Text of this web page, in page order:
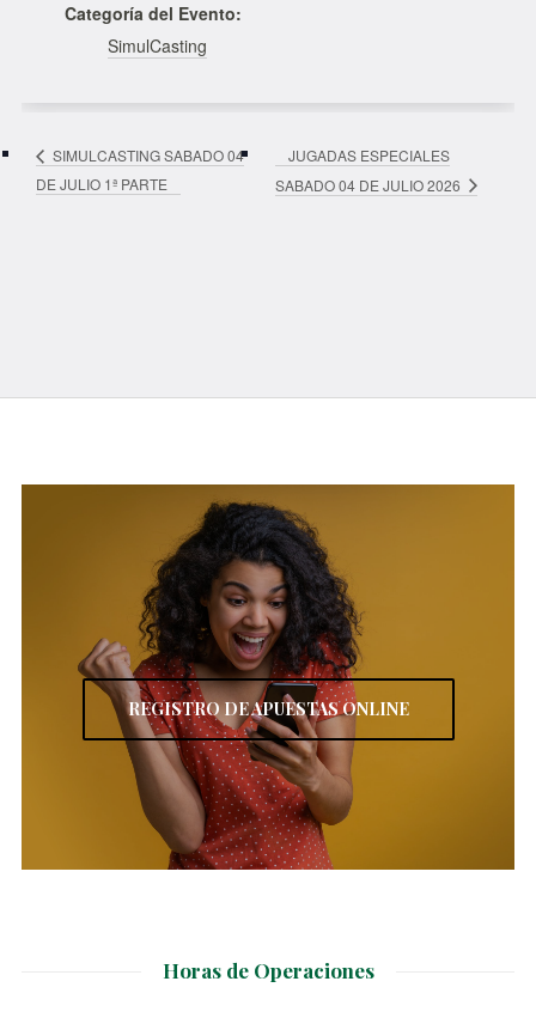
Categoría del Evento:
SimulCasting
SIMULCASTING SABADO 04
DE JULIO 1ª PARTE
JUGADAS ESPECIALES
SABADO 04 DE JULIO 2026
REGISTRO DE APUESTAS ONLINE
Horas de Operaciones